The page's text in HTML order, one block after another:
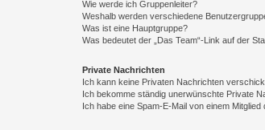
Wie werde ich Gruppenleiter?
Weshalb werden verschiedene
Was ist eine Hauptgruppe?
Was bedeutet der „Das Team“-Link auf der
Private Nachrichten
Ich kann keine Privaten Nachrichten
Ich bekomme ständig unerwünschte Private
Ich habe eine Spam-E-Mail von einem